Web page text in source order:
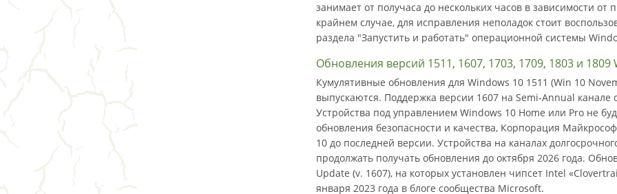
занимает от получаса до нескольких часов в зависимости
крайнем случае, для исправления неполадок стоит
раздела "Запустить и работать" операционной системы
Обновления версий 1511, 1607, 1703, 1709, 1803 и 1809
Кумулятивные обновления для Windows 10 1511 (Win 10
выпускаются. Поддержка версии 1607 на Semi-Annual канале
Устройства под управлением Windows 10 Home или Pro не
обновления безопасности и качества, Корпорация
10 до последней версии. Устройства на каналах
продолжать получать обновления до октября 2026 года.
Update (v. 1607), на которых установлен чипсет Intel
января 2023 года в блоге сообщества Microsoft.